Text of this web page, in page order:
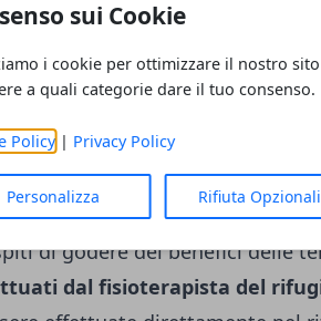
sui Cookie
i cookie per ottimizzare il nostro
a quali categorie dare il tuo consenso.
Policy| Privacy Policy
Personalizza Rifiuta Opzionali
prodotti freschi e fatti in casa.
e serate a tema
con gli ospiti è uno
quasi di essere a casa, grazie
gestori. Soggiornare al Rifugio
di godere dei benefici delle
dal fisioterapista del